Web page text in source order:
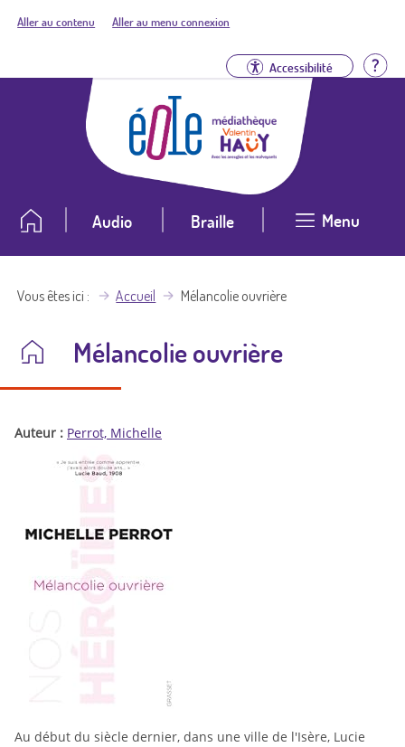
Aller au contenu Aller au menu connexion
Accessibilité
Audio Braille Menu
Vous êtes ici Accueil Mélancolie ouvrière
Mélancolie ouvrière
Auteur : Perrot, Michelle
Au début du siècle dernier, dans une ville de l'Isère, Lucie